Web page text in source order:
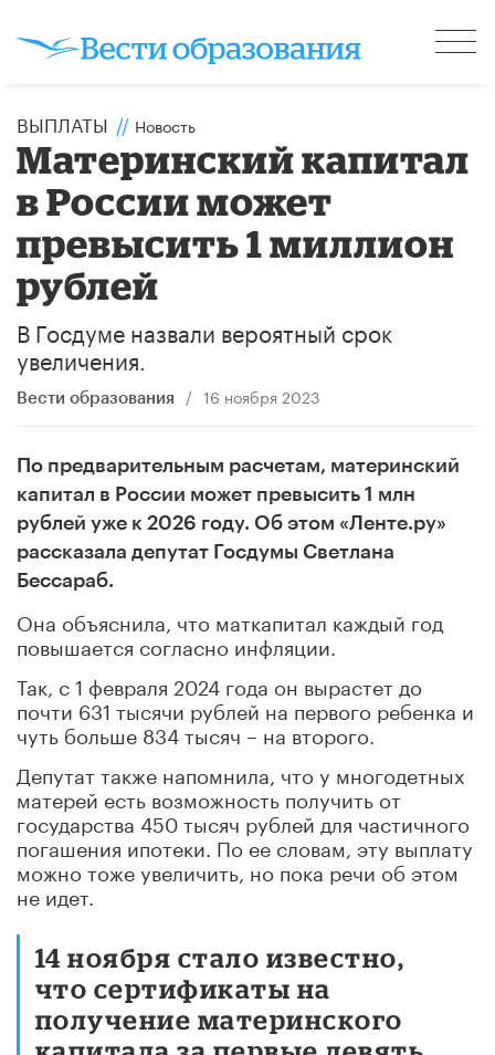
ВЫПЛАТЫ // Новость
Материнский капитал
в России может
превысить 1 миллион
рублей
В Госдуме назвали вероятный срок
увеличения.
Вести образования / 16 ноября 2023
По предварительным расчетам, материнский
капитал в России может превысить 1 млн
рублей уже к 2026 году. Об этом «Ленте.ру»
рассказала депутат Госдумы Светлана
Бессараб.
Она объяснила, что маткапитал каждый год
повышается согласно инфляции.
Так, с 1 февраля 2024 года он вырастет до
почти 631 тысячи рублей на первого ребенка и
чуть больше 834 тысяч – на второго.
Депутат также напомнила, что у многодетных
матерей есть возможность получить от
государства 450 тысяч рублей для частичного
погашения ипотеки. По ее словам, эту выплату
можно тоже увеличить, но пока речи об этом
не идет.
14 ноября стало известно,
что сертификаты на
получение материнского